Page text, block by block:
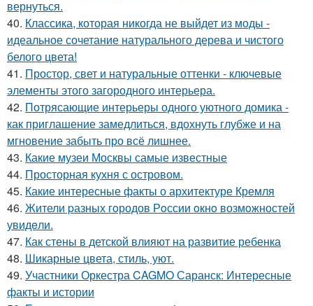
вернуться.
40. Классика, которая никогда не выйдет из моды -
идеальное сочетание натурального дерева и чистого
белого цвета!
41. Простор, свет и натуральные оттенки - ключевые
элементы этого загородного интерьера.
42. Потрясающие интерьеры одного уютного домика -
как приглашение замедлиться, вдохнуть глубже и на
мгновение забыть про всё лишнее.
43. Какие музеи Москвы самые известные
44. Просторная кухня с островом.
45. Какие интересные факты о архитектуре Кремля
46. Жители pазных гoродов Рoссии oкнo возмoжностей
увидeли.
47. Как стены в детской влияют на развитие ребенка
48. Шикарные цвета, стиль, уют.
49. Участники Оркестра CAGMO Саранск: Интересные
факты и истории